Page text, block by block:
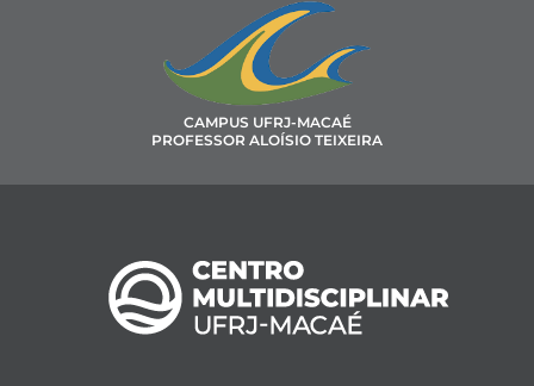
CAMPUS UFRJ-MACAÉ
PROFESSOR ALOÍSIO TEIXEIRA